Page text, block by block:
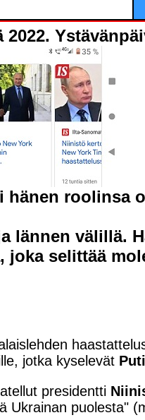
hänen roolinsa
lännen välillä.
joka selittää
jotka kyselevät
presidentti
Ukrainan puolesta"